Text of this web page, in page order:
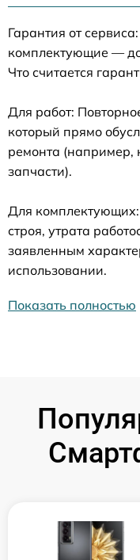
Гарантия от
комплектующие —
Что считается
Для работ:
который прямо
ремонта (например,
запчасти).
Для
строя, утрата
заявленным
использовании.
Показать полностью